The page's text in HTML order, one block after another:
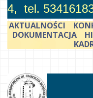
4, tel.
AKTUALNOŚCI
DOKUMENTACJA